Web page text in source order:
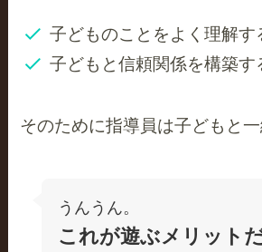
子どものことをよく理解す
子どもと信頼関係を構築す
そのために指導員は子どもと一
うんうん。
これが遊ぶメリット